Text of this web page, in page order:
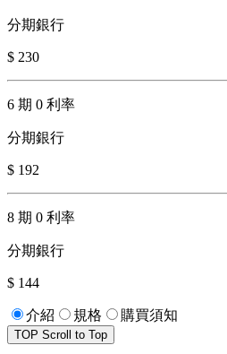
分期銀行
$ 230
6 期 0 利率
分期銀行
$ 192
8 期 0 利率
分期銀行
$ 144
介紹 規格 購買須知
TOP Scroll to Top